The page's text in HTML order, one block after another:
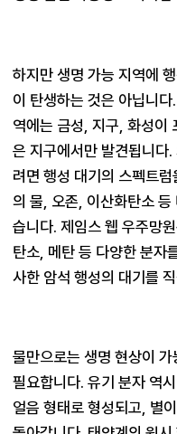
하지만 생명 가능 지역에
이 탄생하는 것은 아닙니
역에는 금성, 지구, 화성이
은 지구에서만 발견됩니다
려면 행성 대기의 스펙트
의 물, 오존, 이산화탄소 등
습니다. 제임스 웹 우주망
탄소, 메탄 등 다양한 분자
물만으로는 생명 현상이
필요합니다. 유기 분자 역
얼음 형태로 형성되고, 별